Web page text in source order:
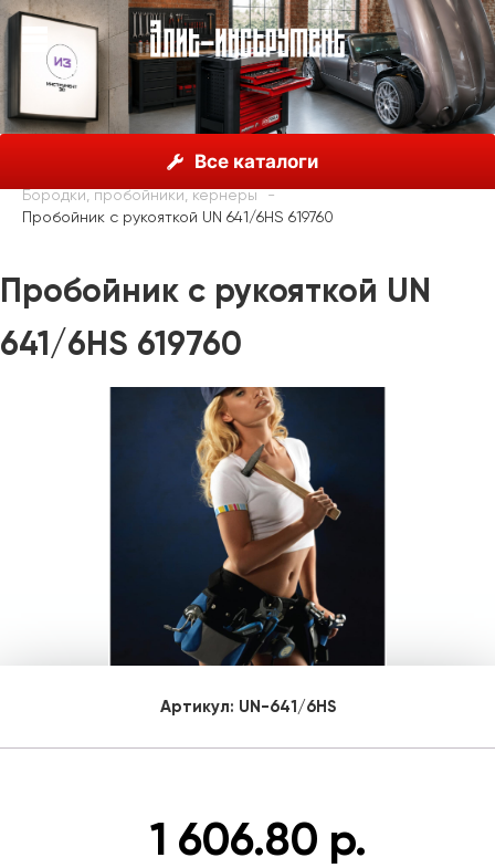
Все каталоги
Unior, Словения
Молотки, пробойники, зубила
Бородки, пробойники, кернеры
Пробойник с рукояткой UN 641/6HS 619760
Пробойник с рукояткой UN
641/6HS 619760
Артикул: UN-641/6HS
1 606.80 р.